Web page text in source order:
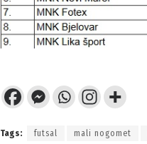
Tags: futsal mali nogomet